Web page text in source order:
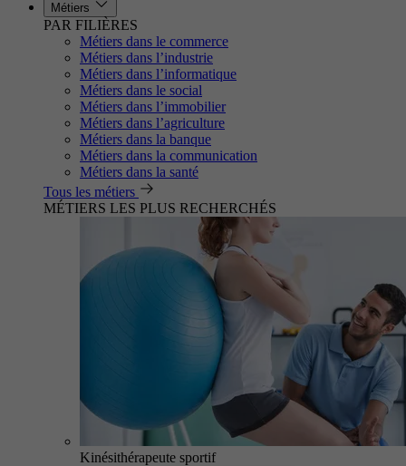
Métiers
PAR FILIÈRES
Métiers dans le commerce
Métiers dans l’industrie
Métiers dans l’informatique
Métiers dans le social
Métiers dans l’immobilier
Métiers dans l’agriculture
Métiers dans la banque
Métiers dans la communication
Métiers dans la santé
Tous les métiers
MÉTIERS LES PLUS RECHERCHÉS
Kinésithérapeute sportif